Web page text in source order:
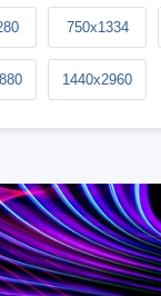
750x1334
1440x2960